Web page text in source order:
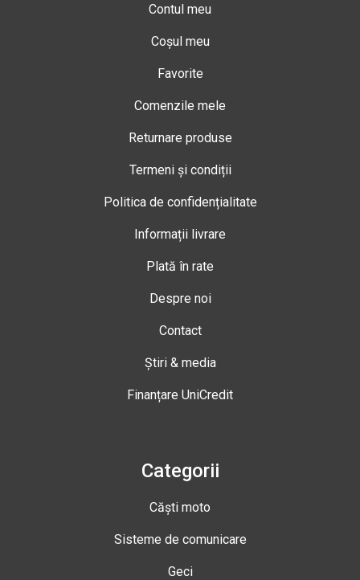
Contul meu
Coșul meu
Favorite
Comenzile mele
Returnare produse
Termeni și condiții
Politica de confidențialitate
Informații livrare
Plată în rate
Despre noi
Contact
Știri & media
Finanțare UniCredit
Categorii
Căști moto
Sisteme de comunicare
Geci